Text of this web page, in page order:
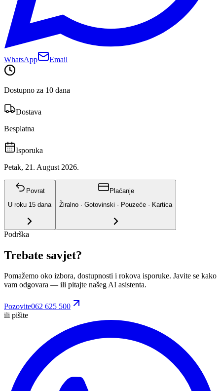
WhatsApp Email
Dostupno za 10 dana
Dostava
Besplatna
Isporuka
Petak, 21. August 2026.
Povrat
U roku 15 dana
Plaćanje
Žiralno · Gotovinski · Pouzeće · Kartica
Podrška
Trebate savjet?
Pomažemo oko izbora, dostupnosti i rokova isporuke. Javite se kako
vam odgovara — ili pitajte našeg AI asistenta.
Pozovite062 625 500
ili pišite